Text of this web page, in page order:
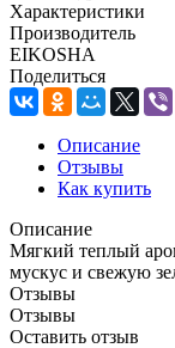
Характеристики
Производитель
EIKOSHA
Поделиться
Описание
Отзывы
Как купить
Описание
Мягкий теплый
мускус и свежую
Отзывы
Отзывы
Оставить отзыв